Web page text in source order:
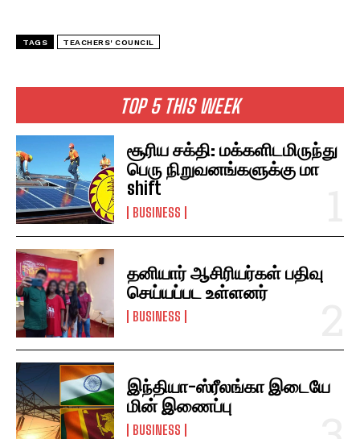
TOP 5 THIS WEEK
சூரிய சக்தி: மக்களிடமிருந்து
பெரு நிறுவனங்களுக்கு மா
shift
BUSINESS
தனியார் ஆசிரியர்கள் பதிவு
செய்யப்பட உள்ளனர்
BUSINESS
இந்தியா-ஸ்ரீலங்கா இடையே
மின் இணைப்பு
BUSINESS
TAGS TEACHERS' COUNCIL